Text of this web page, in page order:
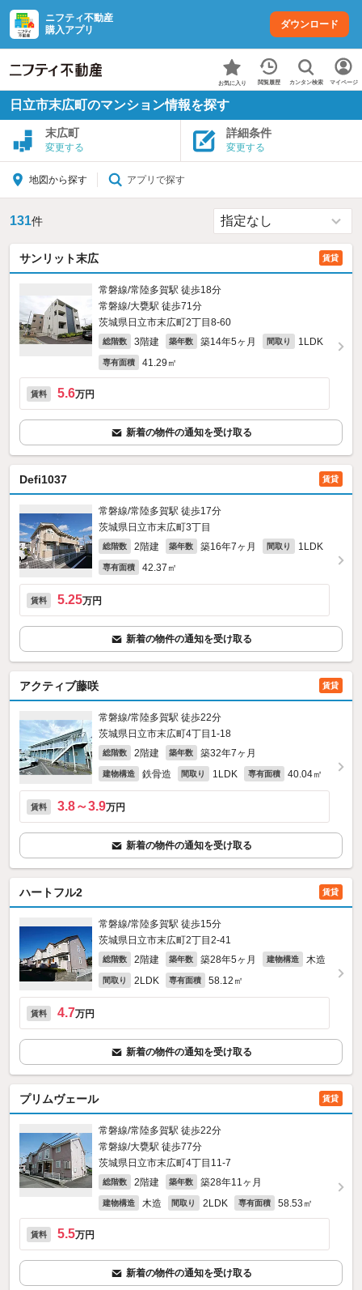
ニフティ不動産
購入アプリ
ダウンロード
お気に入り 閲覧履歴 カンタン検索 マイページ
日立市末広町のマンション情報を探す
末広町
変更する
詳細条件
変更する
地図から探す アプリで探す
131件
サンリット末広 賃貸
常磐線/常陸多賀駅 徒歩18分
常磐線/大甕駅 徒歩71分
茨城県日立市末広町2丁目8-60
総階数 3階建 築年数 築14年5ヶ月 間取り 1LDK
専有面積 41.29㎡
賃料 5.6万円
新着の物件の通知を受け取る
Defi1037 賃貸
常磐線/常陸多賀駅 徒歩17分
茨城県日立市末広町3丁目
総階数 2階建 築年数 築16年7ヶ月 間取り 1LDK
専有面積 42.37㎡
賃料 5.25万円
新着の物件の通知を受け取る
アクティブ藤咲 賃貸
常磐線/常陸多賀駅 徒歩22分
茨城県日立市末広町4丁目1-18
総階数 2階建 築年数 築32年7ヶ月
建物構造 鉄骨造 間取り 1LDK 専有面積 40.04㎡
賃料 3.8～3.9万円
新着の物件の通知を受け取る
ハートフル2 賃貸
常磐線/常陸多賀駅 徒歩15分
茨城県日立市末広町2丁目2-41
総階数 2階建 築年数 築28年5ヶ月 建物構造 木造
間取り 2LDK 専有面積 58.12㎡
賃料 4.7万円
新着の物件の通知を受け取る
プリムヴェール 賃貸
常磐線/常陸多賀駅 徒歩22分
常磐線/大甕駅 徒歩77分
茨城県日立市末広町4丁目11-7
総階数 2階建 築年数 築28年11ヶ月
建物構造 木造 間取り 2LDK 専有面積 58.53㎡
賃料 5.5万円
新着の物件の通知を受け取る